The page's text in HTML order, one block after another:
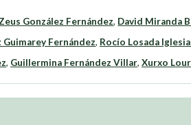
Zeus González Fernández, David Miranda
Guimarey Fernández, Rocío Losada
, Guillermina Fernández Villar, Xurxo